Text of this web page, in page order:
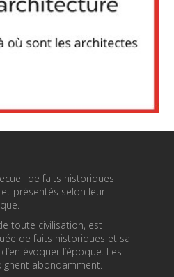
de faits historiques
présentés selon leur
toute civilisation, est
de faits historiques et sa
évoquer l’époque. Les
abondamment.